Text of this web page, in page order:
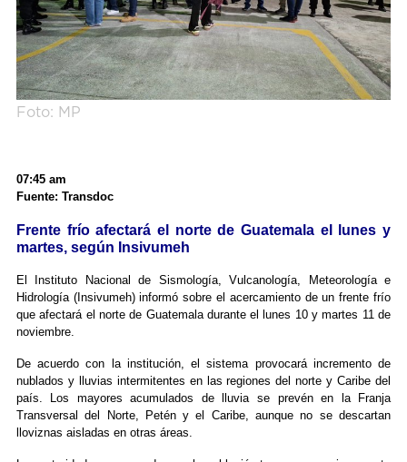
Foto: MP
07:45 am
Fuente: Transdoc
Frente frío afectará el norte de Guatemala el lunes y
martes, según Insivumeh
El Instituto Nacional de Sismología, Vulcanología, Meteorología e
Hidrología (Insivumeh) informó sobre el acercamiento de un frente frío
que afectará el norte de Guatemala durante el lunes 10 y martes 11 de
noviembre.
De acuerdo con la institución, el sistema provocará incremento de
nublados y lluvias intermitentes en las regiones del norte y Caribe del
país. Los mayores acumulados de lluvia se prevén en la Franja
Transversal del Norte, Petén y el Caribe, aunque no se descartan
lloviznas aisladas en otras áreas.